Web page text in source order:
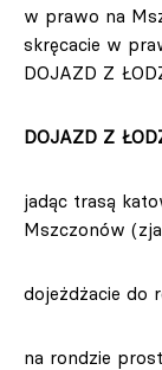
w prawo na
skręcacie w
DOJAZD Z
DOJAZD Z
jadąc trasą
Mszczonów
dojeżdżacie do
na rondzie